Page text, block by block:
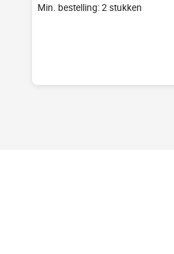
Continuous G5.
Min. bestelling: 2 stukken